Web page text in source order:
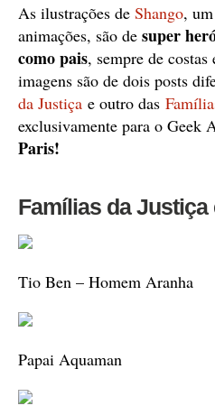
As ilustrações de Shango,
animações, são de super
como pais, sempre de
imagens são de dois posts
da Justiça e outro das
exclusivamente para o Geek
Paris!
Famílias da
Tio Ben – Homem Aranha
Papai Aquaman